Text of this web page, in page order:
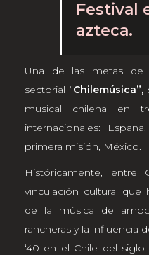
Festival
azteca.
Una de las metas de
sectorial “Chilemúsica”,
musical chilena en
internacionales:
primera misión, México.
Históricamente, entre
vinculación cultural
de la música de
rancheras y la influencia
‘40 en el Chile del